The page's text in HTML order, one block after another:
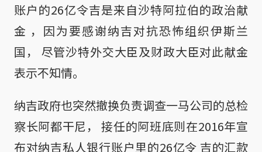
账户的26亿令吉是来自沙特阿拉伯的政治献
金 ，因为要感谢纳吉对抗恐怖组织伊斯兰
国， 尽管沙特外交大臣及财政大臣对此献金
表示不知情。
纳吉政府也突然撤换负责调查一马公司的总检
察长阿都干尼， 接任的阿班底则在2016年宣
布对纳吉私人银行账户里的26亿令 吉的汇款